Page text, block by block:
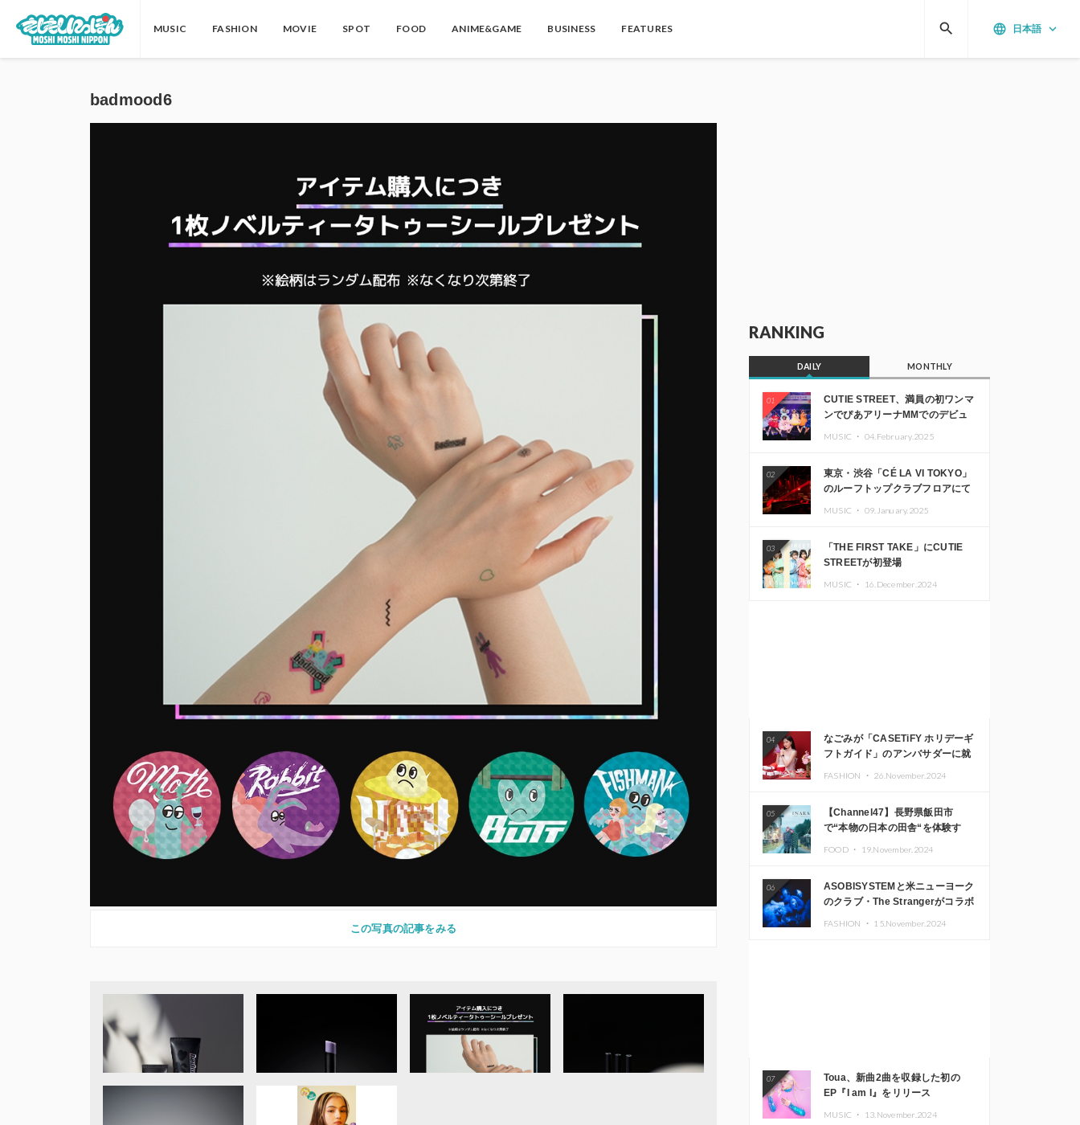
MUSIC FASHION MOVIE SPOT FOOD ANIME&GAME BUSINESS FEATURES language 日本語 keyboard_arrow_down
search
badmood6
この写真の記事をみる
RANKING
DAILY MONTHLY
01
CUTIE STREET、満員の初ワンマ
ンでぴあアリーナMMでのデビュ
MUSIC ・ 04.February.2025
02
東京・渋谷「CÉ LA VI TOKYO」
のルーフトップクラブフロアにて
Kza（FORCE OF NATURE）ら日
本を代表するDJ・クリエイターが
出演
MUSIC ・ 09.January.2025
03
「THE FIRST TAKE」にCUTIE
STREETが初登場
MUSIC ・ 16.December.2024
04
なごみが「CASETiFY ホリデーギ
フトガイド」のアンバサダーに就
FASHION ・ 26.November.2024
05
【Channel47】長野県飯田市
で“本物の日本の田舎“を体験す
FOOD ・ 19.November.2024
06
ASOBISYSTEMと米ニューヨーク
のクラブ・The Strangerがコラボ
FASHION ・ 15.November.2024
07
Toua、新曲2曲を収録した初の
EP『I am I』をリリース
MUSIC ・ 13.November.2024